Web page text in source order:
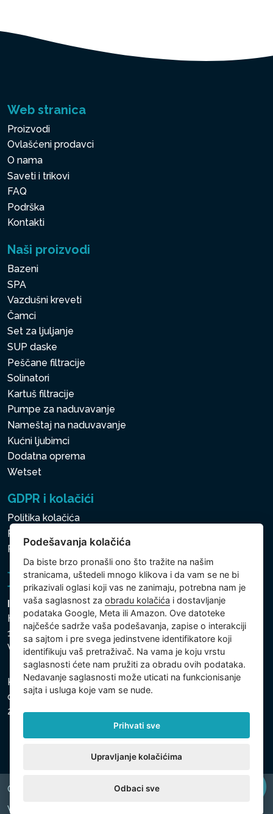
Web stranica
Proizvodi
Ovlašćeni prodavci
O nama
Saveti i trikovi
FAQ
Podrška
Kontakti
Naši proizvodi
Bazeni
SPA
Vazdušni kreveti
Čamci
Set za ljuljanje
SUP daske
Peščane filtracije
Solinatori
Kartuš filtracije
Pumpe za naduvavanje
Nameštaj na naduvavanje
Kućni ljubimci
Dodatna oprema
Wetset
GDPR i kolačići
Politika kolačića
Politika zaštite ličnih i drugih obrađivanih podataka
Politika kolačića
Intex Trading, s.r.o.
Hradecká 2526/3
130 00 Praha 3
Vinohrady - Česká republika
Kompanija je registrovana u Opštinskom sudu u Pragu,
odeljak C, uložak 74759, Identifikacioni broj kompanije:
26150808, Poreski identifikacioni broj: CZ26150808.
Copyright © 2026 INTEX TRADING s.r.o. All rights reserved.
Web by
Podešavanja kolačića
Da biste brzo pronašli ono što tražite na našim
stranicama, uštedeli mnogo klikova i da vam se ne bi
prikazivali oglasi koji vas ne zanimaju, potrebna nam je
vaša saglasnost zaobradu kolačića i dostavljanje
podataka Google, Meta ili Amazon. Ove datoteke
najčešće sadrže vaša podešavanja, zapise o interakciji
sa sajtom i pre svega jedinstvene identifikatore koji
identifikuju vaš pretraživač. Na vama je koju vrstu
saglasnosti ćete nam pružiti za obradu ovih podataka.
Nedavanje saglasnosti može uticati na funkcionisanje
sajta i usluga koje vam se nude.
Prihvati sve
Upravljanje kolačićima
Odbaci sve